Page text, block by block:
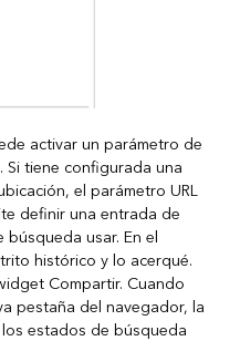
activar un parámetro de
tiene configurada una
el parámetro URL
definir una entrada de
usar. En el
histórico y lo acerqué.
Compartir. Cuando
pestaña del navegador, la
estados de búsqueda